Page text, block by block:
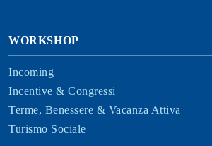
WORKSHOP
Incoming
Incentive & Congressi
Terme, Benessere & Vacanza Attiva
Turismo Sociale